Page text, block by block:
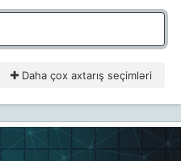
Daha çox axtarış seçimləri